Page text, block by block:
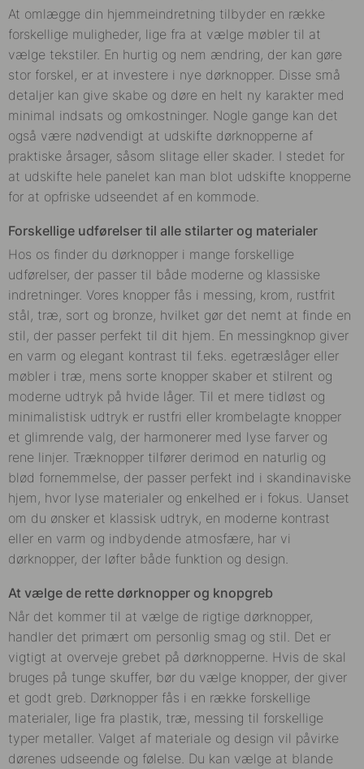
At omlægge din hjemmeindretning tilbyder en række
forskellige muligheder, lige fra at vælge møbler til at
vælge tekstiler. En hurtig og nem ændring, der kan gøre
stor forskel, er at investere i nye dørknopper. Disse små
detaljer kan give skabe og døre en helt ny karakter med
minimal indsats og omkostninger. Nogle gange kan det
også være nødvendigt at udskifte dørknopperne af
praktiske årsager, såsom slitage eller skader. I stedet for
at udskifte hele panelet kan man blot udskifte knopperne
for at opfriske udseendet af en kommode.
Forskellige udførelser til alle stilarter og materialer
Hos os finder du dørknopper i mange forskellige
udførelser, der passer til både moderne og klassiske
indretninger. Vores knopper fås i messing, krom, rustfrit
stål, træ, sort og bronze, hvilket gør det nemt at finde en
stil, der passer perfekt til dit hjem. En messingknop giver
en varm og elegant kontrast til f.eks. egetræslåger eller
møbler i træ, mens sorte knopper skaber et stilrent og
moderne udtryk på hvide låger. Til et mere tidløst og
minimalistisk udtryk er rustfri eller krombelagte knopper
et glimrende valg, der harmonerer med lyse farver og
rene linjer. Træknopper tilfører derimod en naturlig og
blød fornemmelse, der passer perfekt ind i skandinaviske
hjem, hvor lyse materialer og enkelhed er i fokus. Uanset
om du ønsker et klassisk udtryk, en moderne kontrast
eller en varm og indbydende atmosfære, har vi
dørknopper, der løfter både funktion og design.
At vælge de rette dørknopper og knopgreb
Når det kommer til at vælge de rigtige dørknopper,
handler det primært om personlig smag og stil. Det er
vigtigt at overveje grebet på dørknopperne. Hvis de skal
bruges på tunge skuffer, bør du vælge knopper, der giver
et godt greb. Dørknopper fås i en række forskellige
materialer, lige fra plastik, træ, messing til forskellige
typer metaller. Valget af materiale og design vil påvirke
dørenes udseende og følelse. Du kan vælge at blande